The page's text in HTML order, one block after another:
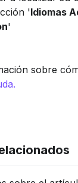
'Idiomas
'
sobre